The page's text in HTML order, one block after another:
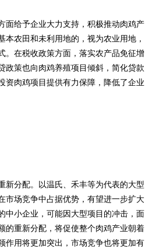
给予企业大力支持，积极推动肉鸡产
农田和未利用地的，视为农业用地，
。在税收政策方面，落实农产品免征增
政策也向肉鸡养殖项目倾斜，简化贷款
资肉鸡项目提供有力保障，降低了企业
分配。以温氏、禾丰等为代表的大型
市场竞争中占据优势，有望进一步扩大
中小企业，可能因大型项目的冲击，面
的重新分配，将促使整个肉鸡产业朝着
作用将更加突出，市场竞争也将更加有